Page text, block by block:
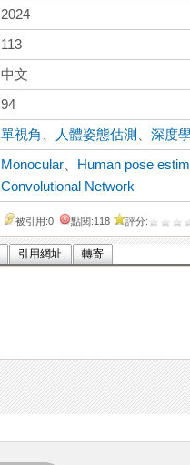
2024
113
中文
94
單視角 人體姿態估測 、深度
Monocular Human pose
Convolutional Network
被引用:0 點閱:118 評分:
引用網址 轉寄